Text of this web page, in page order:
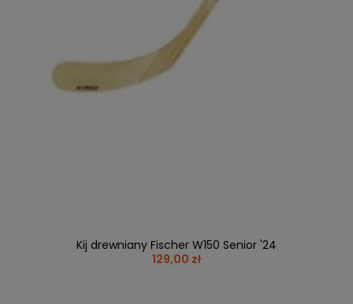
Kij drewniany Fischer W150 Senior '24
129,00 zł